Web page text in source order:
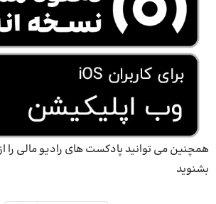
همچنین می توانید پادکست های رادیو مالی را
بشنوید